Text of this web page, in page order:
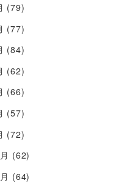
(79)
(77)
(84)
(62)
(66)
(57)
(72)
(62)
(64)